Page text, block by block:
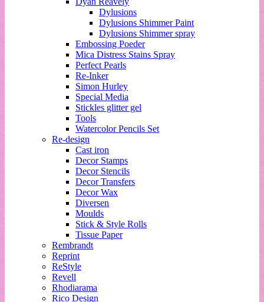
Dylusions
Dylusions Shimmer Paint
Dylusions Shimmer spray
Embossing Poeder
Mica Distress Stains Spray
Perfect Pearls
Re-Inker
Simon Hurley
Special Media
Stickles glitter gel
Tools
Watercolor Pencils Set
Re-design
Cast iron
Decor Stamps
Decor Stencils
Decor Transfers
Decor Wax
Diversen
Moulds
Stick & Style Rolls
Tissue Paper
Rembrandt
Reprint
ReStyle
Revell
Rhodiarama
Rico Design